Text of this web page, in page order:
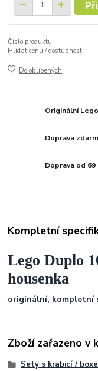
Číslo produktu:
Hlídat cenu / dostupnost
Do oblíbených
Originální
Doprava
Doprava od 69
Kompletní
Lego Duplo
housenka
originální, kompletní
Zboží zařazeno v
Sety s krabicí /